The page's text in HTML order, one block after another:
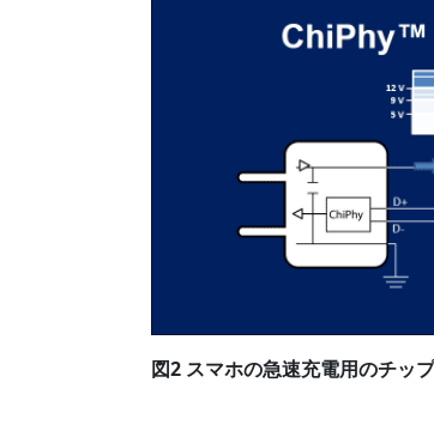
図2 スマホの急速充電用のチ